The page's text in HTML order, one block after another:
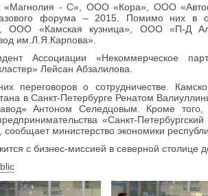
- С», ООО «Кора», ООО
форума – 2015. Помимо них в
ООО «Камская кузница», ООО «П-Д
им.Л.Я.Карпова».
Ассоциации «Некоммерческое
Лейсан Абзалилова.
переговоров о сотрудничестве.
в Санкт-Петербурге Ренатом
Антоном Селедцовым. Кроме того,
«Санкт-
министерство экономики
с бизнес-миссией в северной столице